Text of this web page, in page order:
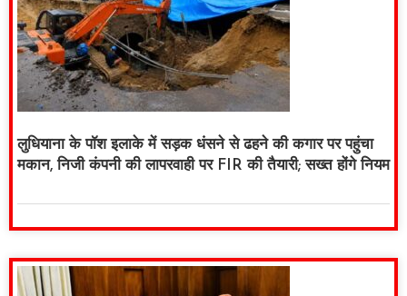
लुधियाना के पॉश इलाके में सड़क धंसने से ढहने की कगार पर पहुंचा
मकान, निजी कंपनी की लापरवाही पर FIR की तैयारी; सख्त होंगे नियम